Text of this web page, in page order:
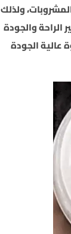
ولذلك
الراحة والجودة
عالية الجودة